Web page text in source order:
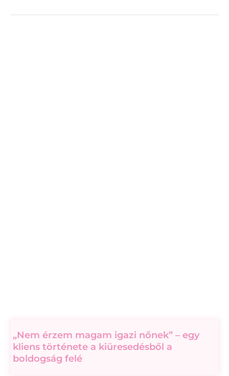
„Nem érzem magam igazi nőnek” – egy
kliens története a kiüresedésből a
boldogság felé